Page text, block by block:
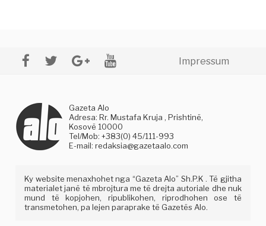
Impressum
Gazeta Alo
Adresa: Rr. Mustafa Kruja , Prishtinë,
Kosovë 10000
Tel/Mob: +383(0) 45/111-993
E-mail:redaksia@gazetaalo.com
Ky website menaxhohet nga “Gazeta Alo” Sh.P.K . Të gjitha
materialet janë të mbrojtura me të drejta autoriale dhe nuk
mund të kopjohen, ripublikohen, riprodhohen ose të
transmetohen, pa lejen paraprake të Gazetës Alo.